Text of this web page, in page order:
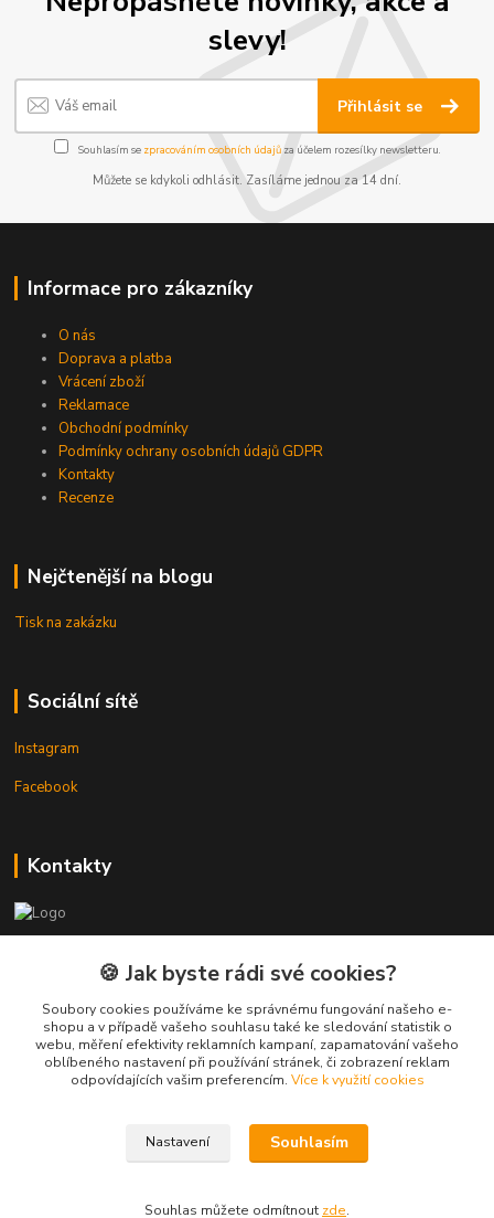
slevy!
Přihlásit se
Souhlasím se zpracováním osobních údajůza účelem rozesílky newsletteru.
Můžete se kdykoli odhlásit. Zasíláme jednou za 14 dní.
Informace pro zákazníky
O nás
Doprava a platba
Vrácení zboží
Reklamace
Obchodní podmínky
Podmínky ochrany osobních údajů GDPR
Kontakty
Recenze
Nejčtenější na blogu
Tisk na zakázku
Sociální sítě
Instagram
Facebook
Kontakty
Tomáš Placatka
+420 728 969 499
info@3dtisktopla-shop.cz
🍪 Jak byste rádi své cookies?
Soubory cookies používáme ke správnému fungování našeho e-
shopu a v případě vašeho souhlasu také ke sledování statistik o
webu, měření efektivity reklamních kampaní, zapamatování vašeho
oblíbeného nastavení při používání stránek, či zobrazení reklam
odpovídajících vašim preferencím. Více k využití cookies
Nastavení Souhlasím
Souhlas můžete odmítnout zde.